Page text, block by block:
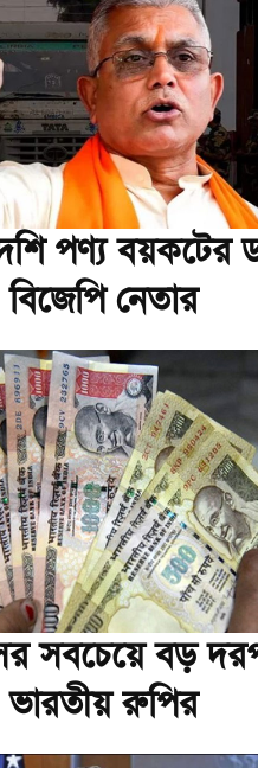
পণ্য বয়কটের
বিজেপি নেতার
সবচেয়ে বড়
ভারতীয় রুপির